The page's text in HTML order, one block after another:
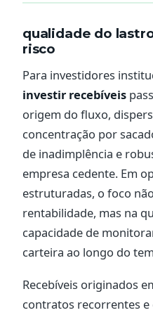
qualidade do
risco
Para investidores
investir recebíveis
origem do fluxo,
concentração por
de inadimplência e
empresa cedente. Em
estruturadas, o foco
rentabilidade, mas na
capacidade de
carteira ao longo do
Recebíveis originados
contratos recorrentes